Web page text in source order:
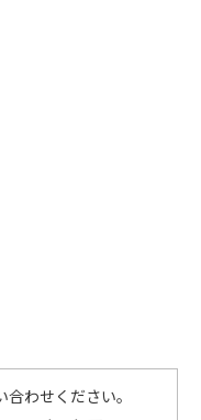
わせください。